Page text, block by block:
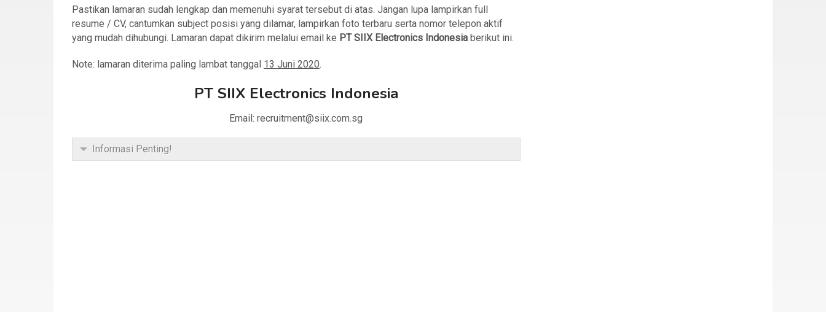
Pastikan lamaran sudah lengkap dan memenuhi syarat tersebut di atas. Jangan lupa lampirkan full
resume / CV, cantumkan subject posisi yang dilamar, lampirkan foto terbaru serta nomor telepon aktif
yang mudah dihubungi. Lamaran dapat dikirim melalui email ke PT SIIX Electronics Indonesia berikut ini.
Note: lamaran diterima paling lambat tanggal 13 Juni 2020.
PT SIIX Electronics Indonesia
Email: recruitment@siix.com.sg
Informasi Penting!